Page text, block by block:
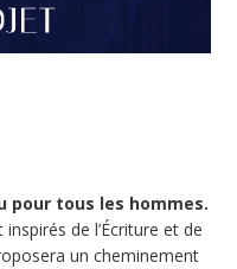
pour tous les hommes.
de l’Écriture et de
un cheminement